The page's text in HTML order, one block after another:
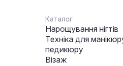
Каталог
Нарощування нігтів
Техніка для
педикюру
Візаж